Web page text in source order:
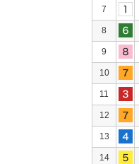
7
8
9
10
11
12
13
14